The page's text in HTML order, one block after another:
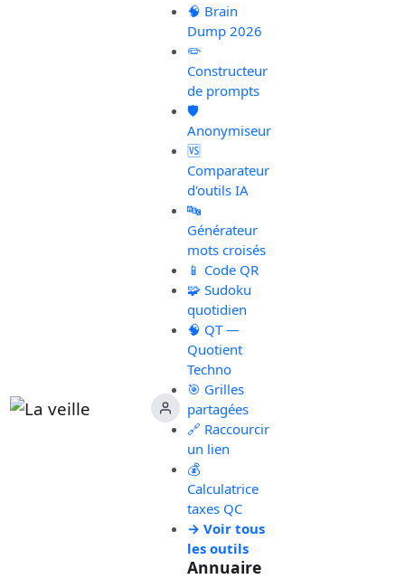
🧠 Brain
Dump 2026
✏️
Constructeur
de prompts
🛡️
Anonymiseur
🆚
Comparateur
d'outils IA
🔤
Générateur
mots croisés
📱 Code QR
🧩 Sudoku
quotidien
🧠 QT —
Quotient
Techno
🎯 Grilles
partagées
🔗 Raccourcir
un lien
💰
Calculatrice
taxes QC
→ Voir tous
les outils
Annuaire